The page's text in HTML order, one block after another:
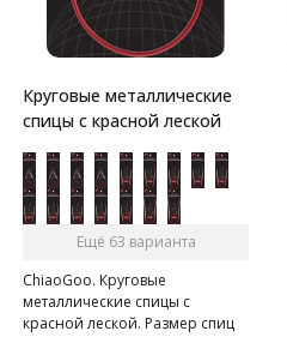
Круговые металлические
спицы с красной леской
Ещё 63 варианта
ChiaoGoo. Круговые
металлические спицы с
красной леской. Размер спиц